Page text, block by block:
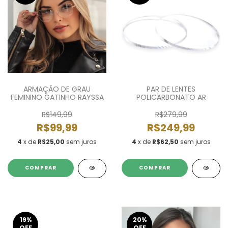
ARMAÇÃO DE GRAU
FEMININO GATINHO RAYSSA
R$149,99
R$99,99
4 x de R$25,00 sem juros
COMPRAR
PAR DE LENTES
POLICARBONATO AR
R$279,99
R$249,99
4 x de R$62,50 sem juros
19%
20%